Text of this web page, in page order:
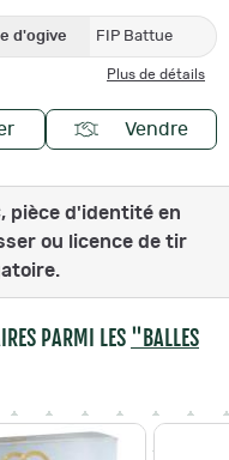
d'ogive FIP Battue
Plus de détails
Vendre
pièce d'identité en
ou licence de tir
PARMI LES "BALLES